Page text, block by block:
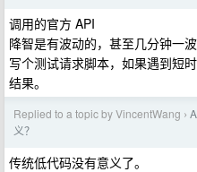
调用的官方 API
降智是有波动的，甚至几分钟一
写个测试请求脚本，如果遇到短
结果。
Replied to a topic by VincentWang ›
义？
传统低代码没有意义了。